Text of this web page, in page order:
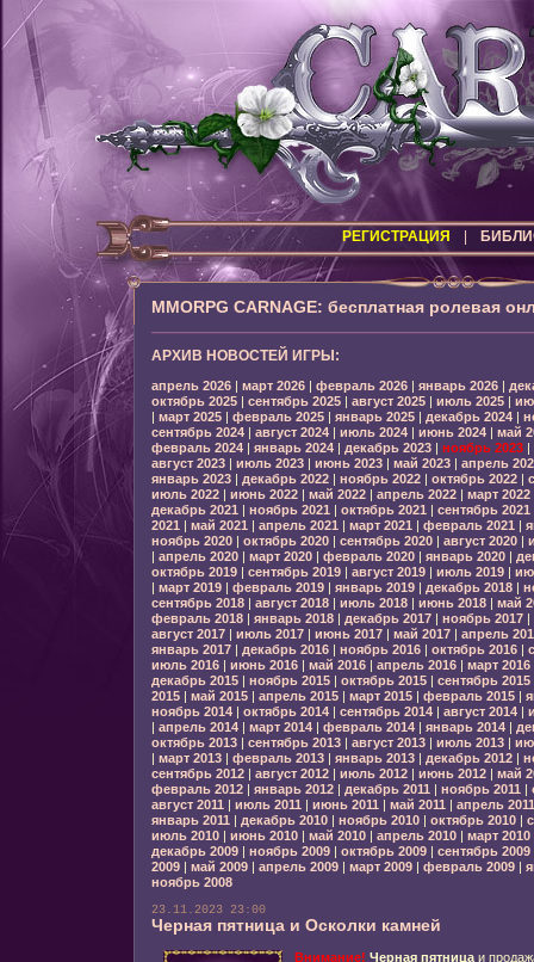
РЕГИСТРАЦИЯ
MMORPG CARNAGE: бесплатная ролевая
АРХИВ НОВОСТЕЙ ИГРЫ:
апрель 2026| март 2026| февраль 2026| январь 2026|
октябрь 2025| сентябрь 2025| август 2025| июль 2025|
| март 2025| февраль 2025| январь 2025| декабрь 2024|
сентябрь 2024| август 2024| июль 2024| июнь 2024| май
февраль 2024| январь 2024| декабрь 2023| ноябрь 2023|
август 2023| июль 2023| июнь 2023| май 2023| апрель
январь 2023| декабрь 2022| ноябрь 2022| октябрь 2022|
июль 2022| июнь 2022| май 2022| апрель 2022| март 2022
декабрь 2021 | ноябрь 2021 | октябрь 2021 | сентябрь 2021
2021 | май 2021 | апрель 2021 | март 2021 | февраль 2021 |
ноябрь 2020| октябрь 2020| сентябрь 2020| август 2020|
| апрель 2020| март 2020| февраль 2020| январь 2020|
октябрь 2019| сентябрь 2019| август 2019| июль 2019|
| март 2019| февраль 2019| январь 2019| декабрь 2018|
сентябрь 2018| август 2018| июль 2018| июнь 2018| май
февраль 2018| январь 2018| декабрь 2017| ноябрь 2017|
август 2017| июль 2017| июнь 2017| май 2017| апрель
январь 2017| декабрь 2016| ноябрь 2016| октябрь 2016|
июль 2016| июнь 2016| май 2016| апрель 2016| март 2016
декабрь 2015| ноябрь 2015| октябрь 2015| сентябрь 2015
2015| май 2015| апрель 2015| март 2015| февраль 2015|
ноябрь 2014| октябрь 2014| сентябрь 2014| август 2014|
| апрель 2014| март 2014| февраль 2014| январь 2014|
октябрь 2013| сентябрь 2013| август 2013| июль 2013|
| март 2013| февраль 2013| январь 2013| декабрь 2012|
сентябрь 2012| август 2012| июль 2012| июнь 2012| май
февраль 2012| январь 2012| декабрь 2011 | ноябрь 2011 |
август 2011 | июль 2011 | июнь 2011 | май 2011 | апрель 2011
январь 2011 | декабрь 2010| ноябрь 2010| октябрь 2010|
июль 2010| июнь 2010| май 2010| апрель 2010| март 2010
декабрь 2009| ноябрь 2009| октябрь 2009| сентябрь 2009
2009| май 2009| апрель 2009| март 2009| февраль 2009|
ноябрь 2008
23.11.2023 23:00
Черная пятница и Осколки камней
Внимание! Черная пятницаи